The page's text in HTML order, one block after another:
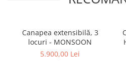
Canapea extensibilă, 3
locuri - MONSOON
5.900,00 Lei